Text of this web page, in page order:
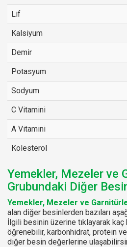
Lif
Kalsiyum
Demir
Potasyum
Sodyum
C Vitamini
A Vitamini
Kolesterol
Yemekler, Mezeler ve
Grubundaki Diğer
Yemekler, Mezeler ve
alan diğer besinlerden bazıları
İlgili besinin üzerine tıklayarak
öğrenebilir, karbonhidrat, protein
diğer besin değerlerine